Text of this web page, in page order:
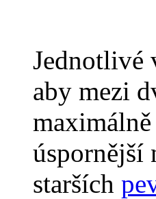
Jednotlivé
aby mezi
úspornější
starších